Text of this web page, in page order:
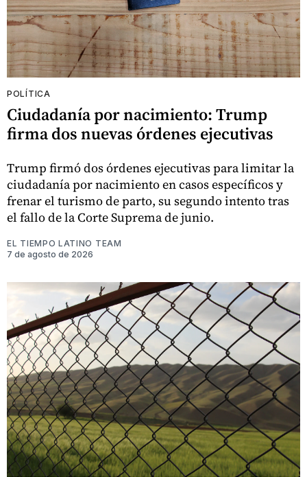
POLÍTICA
Ciudadanía por nacimiento: Trump
firma dos nuevas órdenes ejecutivas
Trump firmó dos órdenes ejecutivas para limitar la
ciudadanía por nacimiento en casos específicos y
frenar el turismo de parto, su segundo intento tras
el fallo de la Corte Suprema de junio.
EL TIEMPO LATINO TEAM
7 de agosto de 2026